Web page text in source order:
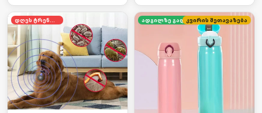
დღეს ტრენდში ადგილზე გადახდა
კვირის შეთავაზება